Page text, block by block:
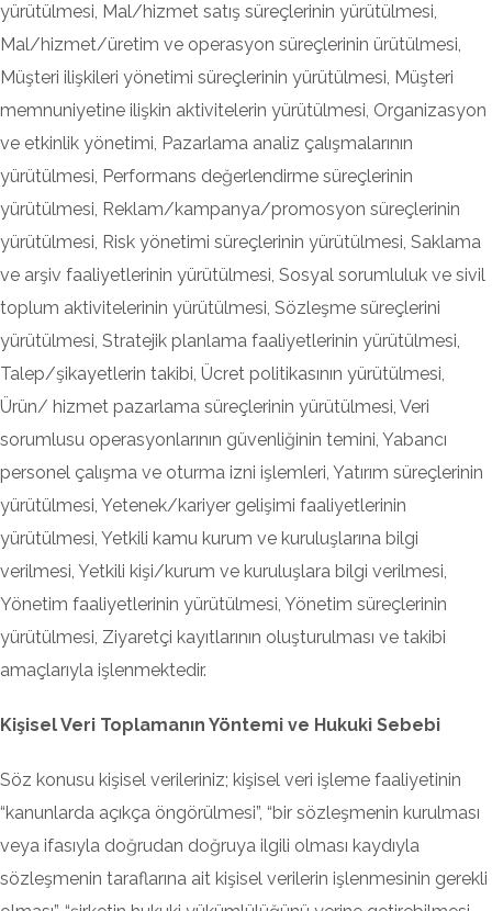
yürütülmesi, Mal/hizmet satış süreçlerinin yürütülmesi,
Mal/hizmet/üretim ve operasyon süreçlerinin ürütülmesi,
Müşteri ilişkileri yönetimi süreçlerinin yürütülmesi, Müşteri
memnuniyetine ilişkin aktivitelerin yürütülmesi, Organizasyon
ve etkinlik yönetimi, Pazarlama analiz çalışmalarının
yürütülmesi, Performans değerlendirme süreçlerinin
yürütülmesi, Reklam/kampanya/promosyon süreçlerinin
yürütülmesi, Risk yönetimi süreçlerinin yürütülmesi, Saklama
ve arşiv faaliyetlerinin yürütülmesi, Sosyal sorumluluk ve sivil
toplum aktivitelerinin yürütülmesi, Sözleşme süreçlerini
yürütülmesi, Stratejik planlama faaliyetlerinin yürütülmesi,
Talep/şikayetlerin takibi, Ücret politikasının yürütülmesi,
Ürün/ hizmet pazarlama süreçlerinin yürütülmesi, Veri
sorumlusu operasyonlarının güvenliğinin temini, Yabancı
personel çalışma ve oturma izni işlemleri, Yatırım süreçlerinin
yürütülmesi, Yetenek/kariyer gelişimi faaliyetlerinin
yürütülmesi, Yetkili kamu kurum ve kuruluşlarına bilgi
verilmesi, Yetkili kişi/kurum ve kuruluşlara bilgi verilmesi,
Yönetim faaliyetlerinin yürütülmesi, Yönetim süreçlerinin
yürütülmesi, Ziyaretçi kayıtlarının oluşturulması ve takibi
amaçlarıyla işlenmektedir.
Kişisel Veri Toplamanın Yöntemi ve Hukuki Sebebi
Söz konusu kişisel verileriniz; kişisel veri işleme faaliyetinin
“kanunlarda açıkça öngörülmesi”, “bir sözleşmenin kurulması
veya ifasıyla doğrudan doğruya ilgili olması kaydıyla
sözleşmenin taraflarına ait kişisel verilerin işlenmesinin gerekli